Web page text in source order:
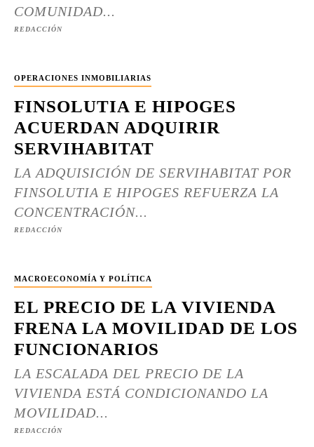
COMUNIDAD...
REDACCIÓN
OPERACIONES INMOBILIARIAS
FINSOLUTIA E HIPOGES
ACUERDAN ADQUIRIR
SERVIHABITAT
LA ADQUISICIÓN DE SERVIHABITAT POR
FINSOLUTIA E HIPOGES REFUERZA LA
CONCENTRACIÓN...
REDACCIÓN
MACROECONOMÍA Y POLÍTICA
EL PRECIO DE LA VIVIENDA
FRENA LA MOVILIDAD DE LOS
FUNCIONARIOS
LA ESCALADA DEL PRECIO DE LA
VIVIENDA ESTÁ CONDICIONANDO LA
MOVILIDAD...
REDACCIÓN